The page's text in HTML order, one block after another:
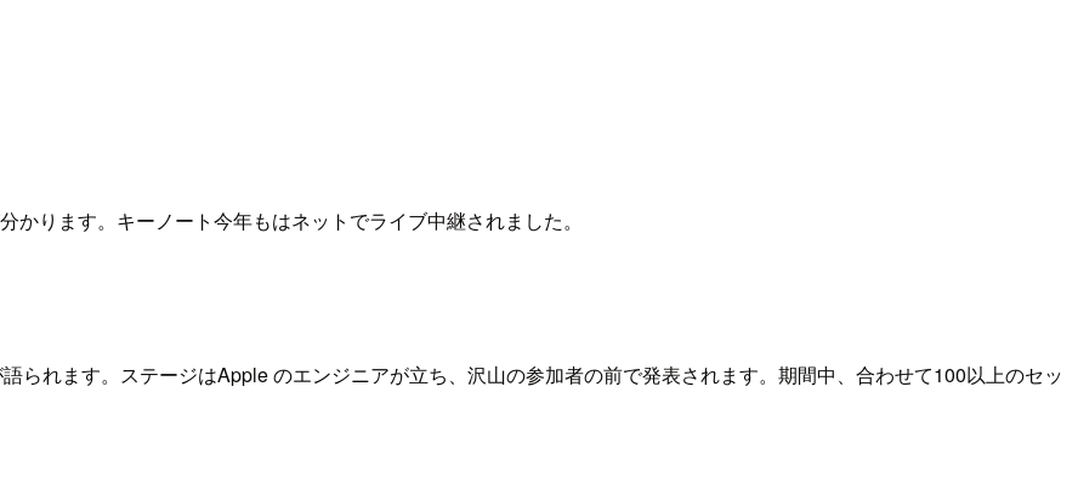
ります。キーノート今年もはネットでライブ中継されました。
られます。ステージはApple のエンジニアが立ち、沢山の参加者の前で発表されます。期間中、合わせて100以上のセッ